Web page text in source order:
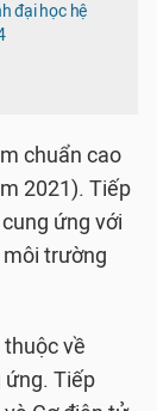
đại học hệ
chuẩn cao
2021). Tiếp
ứng với
trường
về
ứng. Tiếp